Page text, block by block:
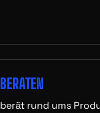
BERATEN
berät rund ums